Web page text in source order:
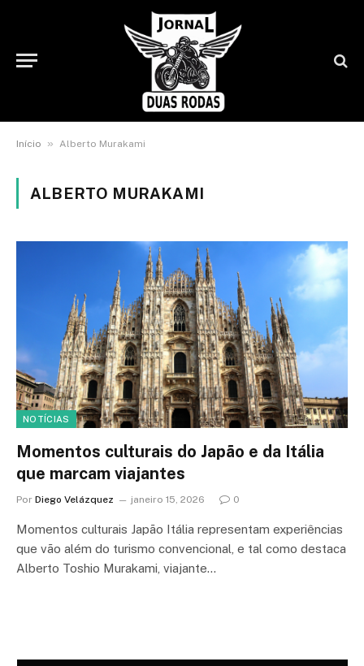
Início » Alberto Murakami
ALBERTO MURAKAMI
NOTÍCIAS
Momentos culturais do Japão e da Itália
que marcam viajantes
Por Diego Velázquez janeiro 15, 2026 0
Momentos culturais Japão Itália representam experiências
que vão além do turismo convencional, e tal como destaca
Alberto Toshio Murakami, viajante…